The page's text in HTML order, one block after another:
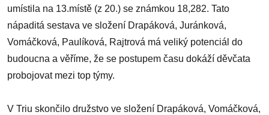
umístila na 13.místě (z 20.) se známkou 18,282. Tato
nápaditá sestava ve složení Drapáková, Juránková,
Vomáčková, Paulíková, Rajtrová má veliký potenciál do
budoucna a věříme, že se postupem času dokáží děvčata
probojovat mezi top týmy.
V Triu skončilo družstvo ve složení Drapáková, Vomáčková,